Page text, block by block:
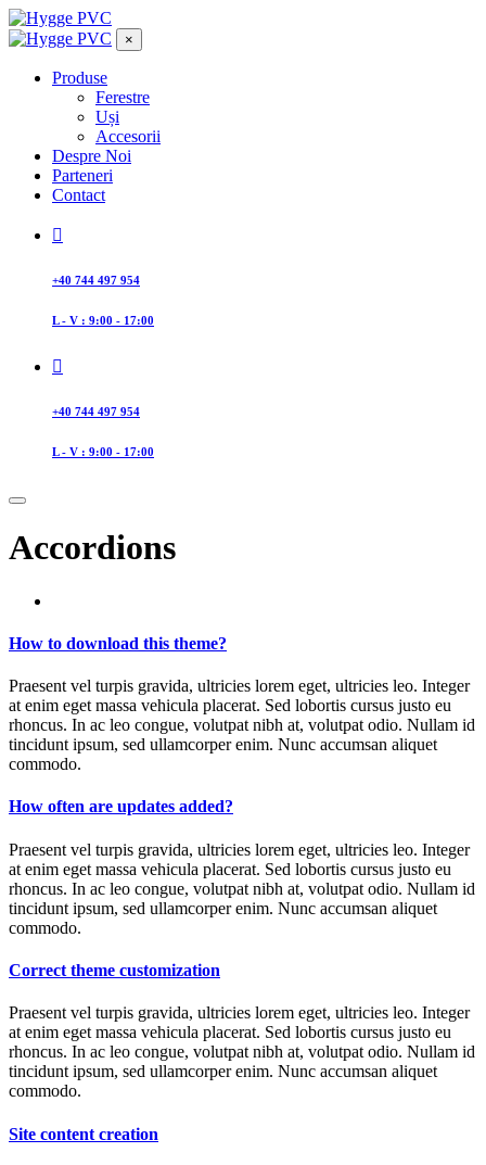
×
Produse
Ferestre
Uși
Accesorii
Despre Noi
Parteneri
Contact
+40 744 497 954
L - V : 9:00 - 17:00
+40 744 497 954
L - V : 9:00 - 17:00
Accordions
How to download this theme?
Praesent vel turpis gravida, ultricies lorem eget, ultricies leo. Integer
at enim eget massa vehicula placerat. Sed lobortis cursus justo eu
rhoncus. In ac leo congue, volutpat nibh at, volutpat odio. Nullam id
tincidunt ipsum, sed ullamcorper enim. Nunc accumsan aliquet
commodo.
How often are updates added?
Praesent vel turpis gravida, ultricies lorem eget, ultricies leo. Integer
at enim eget massa vehicula placerat. Sed lobortis cursus justo eu
rhoncus. In ac leo congue, volutpat nibh at, volutpat odio. Nullam id
tincidunt ipsum, sed ullamcorper enim. Nunc accumsan aliquet
commodo.
Correct theme customization
Praesent vel turpis gravida, ultricies lorem eget, ultricies leo. Integer
at enim eget massa vehicula placerat. Sed lobortis cursus justo eu
rhoncus. In ac leo congue, volutpat nibh at, volutpat odio. Nullam id
tincidunt ipsum, sed ullamcorper enim. Nunc accumsan aliquet
commodo.
Site content creation